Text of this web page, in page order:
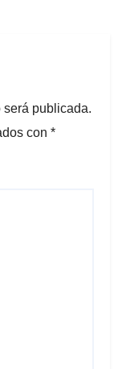
será publicada.
con *